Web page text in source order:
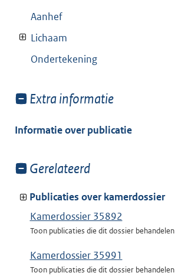
van:
Aanhef
Lichaam
Ondertekening
Toon
van:
Extra informatie
Informatie over publicatie
Toon
van:
Gerelateerd
Publicaties over kamerdossier
Kamerdossier 35892
Toon publicaties die dit dossier behandelen
Kamerdossier 35991
Toon publicaties die dit dossier behandelen